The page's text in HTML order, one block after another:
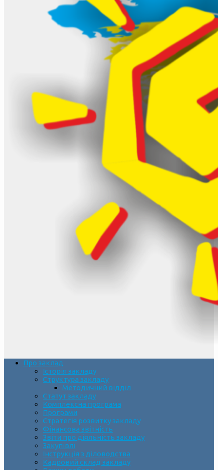
Про заклад
Історія закладу
Структура закладу
Методичний відділ
Статут закладу
Комплексна програма
Програми
Стратегія розвитку закладу
Фінансова звітність
Звіти про діяльність закладу
Закупівлі
Інструкція з діловодства
Кадровий склад закладу